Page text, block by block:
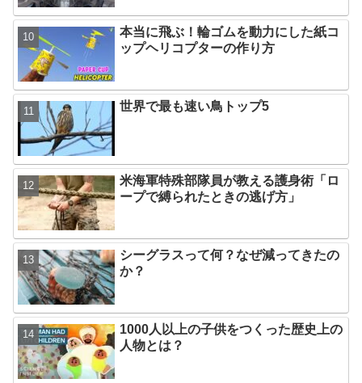
本当に飛ぶ！輪ゴムを動力にした紙コ
ップヘリコプターの作り方
世界で最も速い鳥トップ5
米海軍特殊部隊員が教える護身術「ロ
ープで縛られたときの逃げ方」
シーグラスって何？なぜ減ってきたの
か？
1000人以上の子供をつくった歴史上の
人物とは？